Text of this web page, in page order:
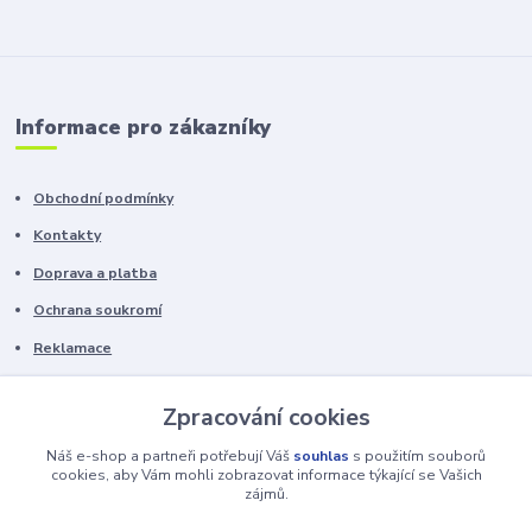
Informace pro zákazníky
Obchodní podmínky
Kontakty
Doprava a platba
Ochrana soukromí
Reklamace
Zpracování cookies
Náš e-shop a partneři potřebují Váš souhlas s použitím souborů
cookies, aby Vám mohli zobrazovat informace týkající se Vašich
zájmů.